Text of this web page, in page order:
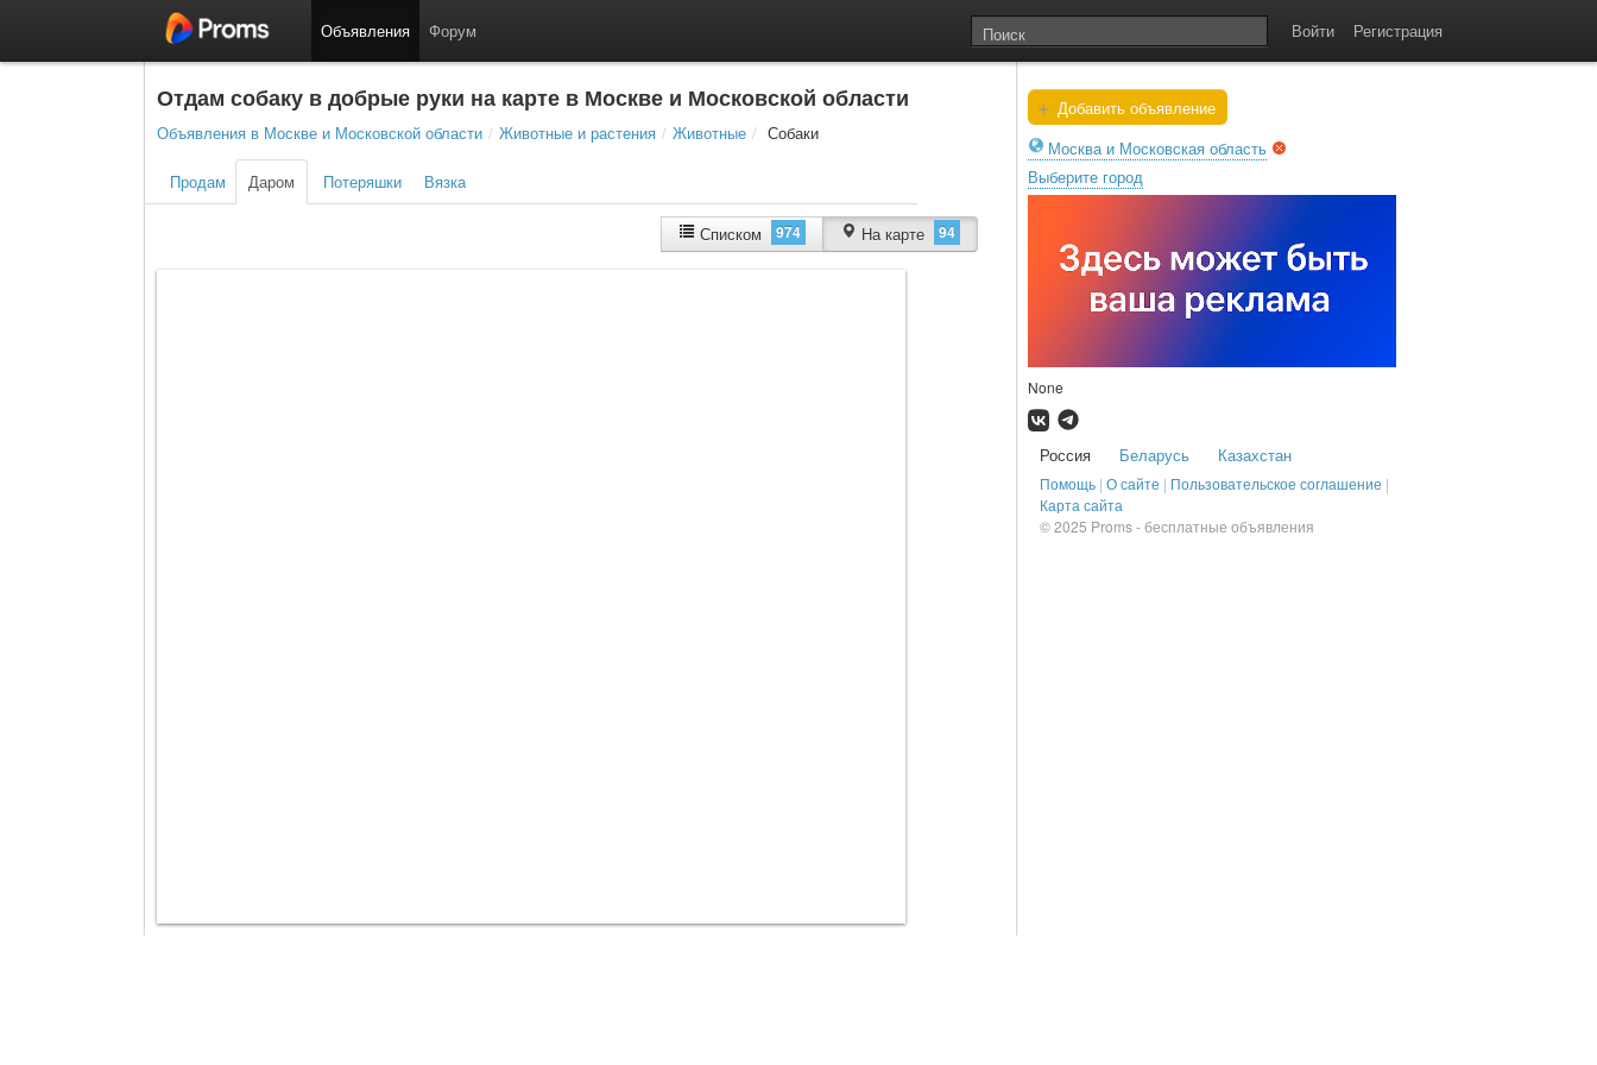
Объявления Форум Войти Регистрация
Отдам собаку в добрые руки на карте в Москве и Московской области
Объявления в Москве и Московской области / Животные и растения / Животные / Собаки
Продам Даром Потеряшки Вязка
Списком 974 На карте 94
+ Добавить объявление
Москва и Московская область
Выберите город
None
Россия Беларусь Казахстан
Помощь | О сайте | Пользовательское соглашение |
Карта сайта
© 2025 Proms - бесплатные объявления